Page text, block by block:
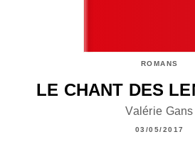
ROMANS
LE CHANT DES
Valérie Gans
03/05/2017